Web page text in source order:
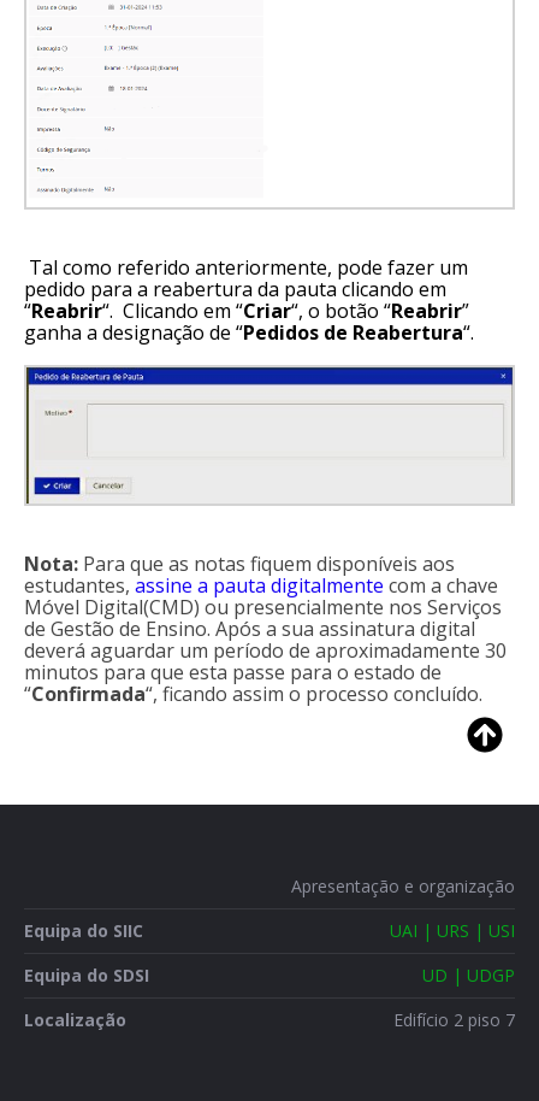
Tal como referido anteriormente, pode fazer um
pedido para a reabertura da pauta clicando em
“Reabrir“. Clicando em “Criar“, o botão “Reabrir”
ganha a designação de “Pedidos de Reabertura“.
Nota: Para que as notas fiquem disponíveis aos
estudantes, assine a pauta digitalmente com a chave
Móvel Digital(CMD) ou presencialmente nos Serviços
de Gestão de Ensino. Após a sua assinatura digital
deverá aguardar um período de aproximadamente 30
minutos para que esta passe para o estado de
“Confirmada“, ficando assim o processo concluído.
Apresentação e organização
Equipa do SIIC
UAI | URS | USI
Equipa do SDSI
UD | UDGP
Localização
Edifício 2 piso 7